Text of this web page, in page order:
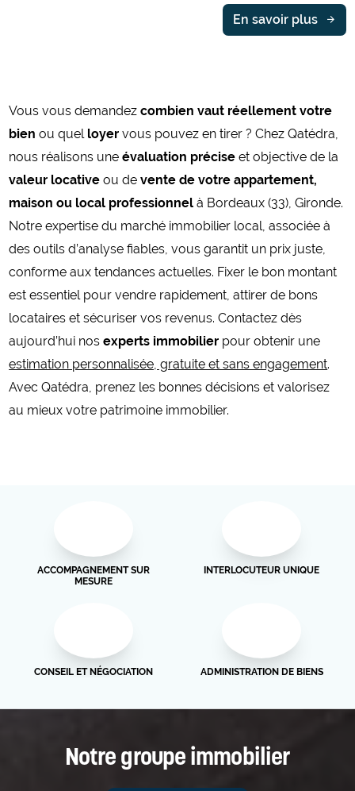
En savoir plus
Vous vous demandezcombien vaut réellement votre
bienou quel loyervous pouvez en tirer ? Chez Qatédra,
nous réalisons uneévaluation préciseet objective de la
valeur locative ou devente de votre appartement,
maison ou local professionnelà Bordeaux (33), Gironde.
Notre expertise du marché immobilier local, associée à
des outils d’analyse fiables, vous garantit un prix juste,
conforme aux tendances actuelles. Fixer le bon montant
est essentiel pour vendre rapidement, attirer de bons
locataires et sécuriser vos revenus. Contactez dès
aujourd’hui nosexperts immobilier pour obtenir une
estimation personnalisée, gratuite et sans engagement.
Avec Qatédra, prenez les bonnes décisions et valorisez
au mieux votre patrimoine immobilier.
ACCOMPAGNEMENT SUR
MESURE
INTERLOCUTEUR UNIQUE
CONSEIL ET NÉGOCIATION ADMINISTRATION DE BIENS
Notre groupe immobilier